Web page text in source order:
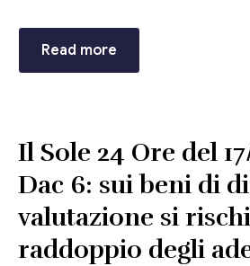
Consulenza del Lavoro
Revisione legale
Link utili
Articoli di giornale
Pubblicazioni
Riviste
Contatti
Read more
Il Sole 24 Ore del
Dac 6: sui beni di
valutazione si
raddoppio degli